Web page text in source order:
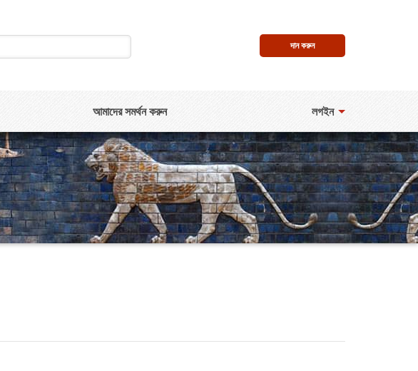
দান করুন
আমাদের সমর্থন করুন লগইন